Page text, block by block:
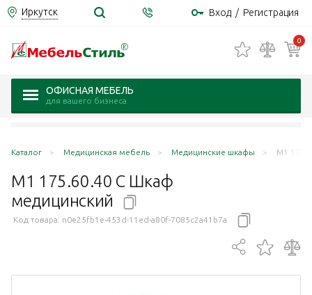
Иркутск Вход / Регистрация
0
ОФИСНАЯ МЕБЕЛЬ
для вашего бизнеса
Каталог Медицинская мебель Медицинские шкафы М1
М1 175.60.40 С Шкаф
медицинский
Код товара: n0e25fb1e-453d-11ed-a80f-7085c2a41b7a